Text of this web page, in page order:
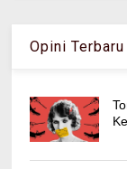
Opini Terbaru